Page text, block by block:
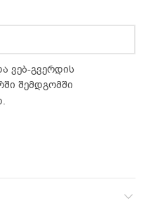
ვებ-გვერდის
შემდგომში